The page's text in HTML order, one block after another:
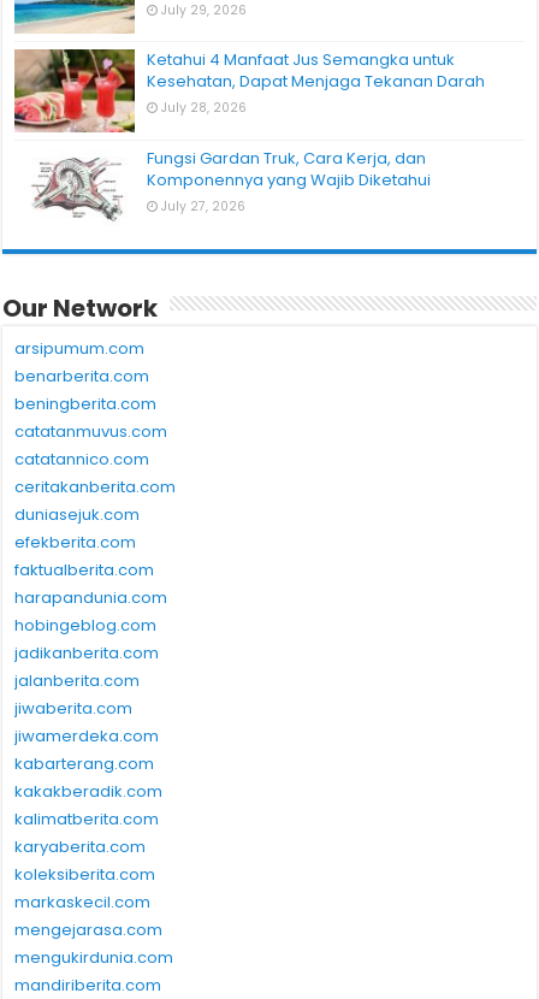
July 29, 2026
Ketahui 4 Manfaat Jus Semangka untuk
Kesehatan, Dapat Menjaga Tekanan Darah
July 28, 2026
Fungsi Gardan Truk, Cara Kerja, dan
Komponennya yang Wajib Diketahui
July 27, 2026
Our Network
arsipumum.com
benarberita.com
beningberita.com
catatanmuvus.com
catatannico.com
ceritakanberita.com
duniasejuk.com
efekberita.com
faktualberita.com
harapandunia.com
hobingeblog.com
jadikanberita.com
jalanberita.com
jiwaberita.com
jiwamerdeka.com
kabarterang.com
kakakberadik.com
kalimatberita.com
karyaberita.com
koleksiberita.com
markaskecil.com
mengejarasa.com
mengukirdunia.com
mandiriberita.com